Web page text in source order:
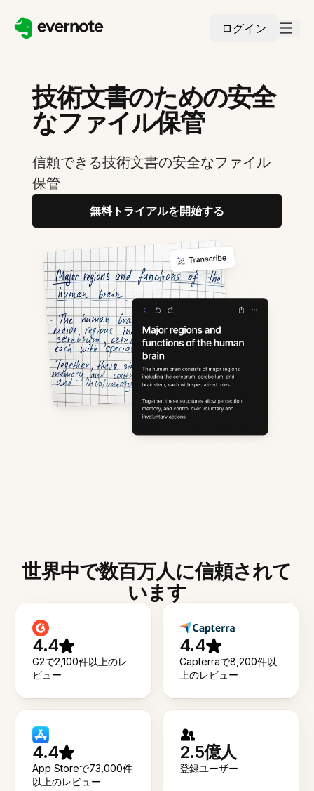
ログイン
技術文書のための安全
なファイル保管
信頼できる技術文書の安全なファイル
保管
無料トライアルを開始する
世界中で数百万人に信頼されて
います
4.4
G2で2,100件以上のレ
ビュー
4.4
Capterraで8,200件以
上のレビュー
4.4
App Storeで73,000件
以上のレビュー
2.5億人
登録ユーザー